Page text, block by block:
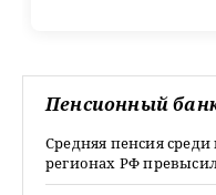
Пенсионный
Средняя пенсия
регионах РФ